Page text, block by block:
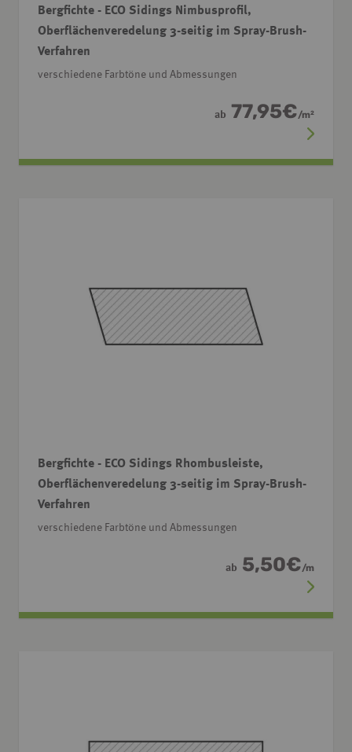
Bergfichte - ECO Sidings Nimbusprofil,
Oberflächenveredelung 3-seitig im Spray-Brush-
Verfahren
verschiedene Farbtöne und Abmessungen
ab 77,95€/m2
Bergfichte - ECO Sidings Rhombusleiste,
Oberflächenveredelung 3-seitig im Spray-Brush-
Verfahren
verschiedene Farbtöne und Abmessungen
ab 5,50€/m